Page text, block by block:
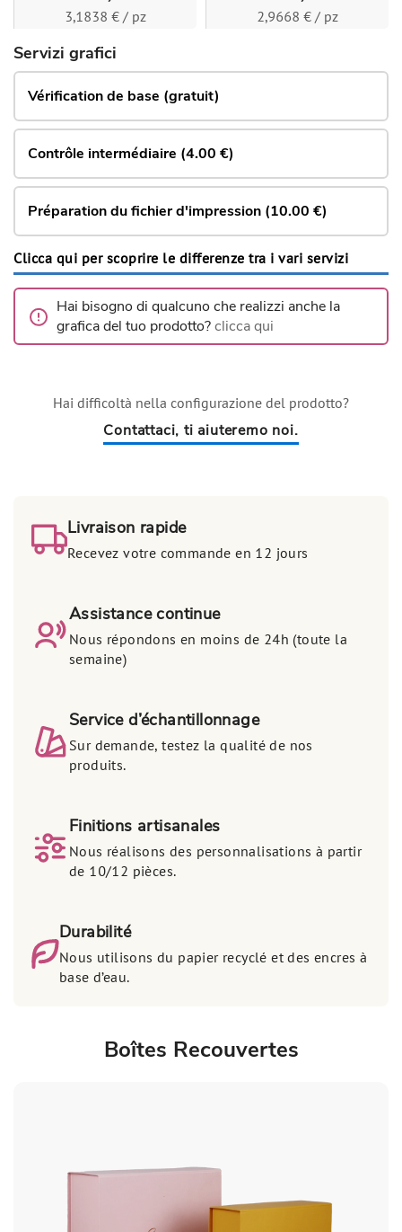
3,1838 € / pz
2,9668 € / pz
Servizi grafici
Vérification de base (gratuit)
Contrôle intermédiaire (4.00 €)
Préparation du fichier d'impression (10.00 €)
Clicca qui per scoprire le differenze tra i vari servizi
Hai bisogno di qualcuno che realizzi anche la
grafica del tuo prodotto?clicca qui
Hai difficoltà nella configurazione del prodotto?
Contattaci, ti aiuteremo noi.
Livraison rapide
Recevez votre commande en 12 jours
Assistance continue
Nous répondons en moins de 24h (toute la
semaine)
Service d’échantillonnage
Sur demande, testez la qualité de nos
produits.
Finitions artisanales
Nous réalisons des personnalisations à partir
de 10/12 pièces.
Durabilité
Nous utilisons du papier recyclé et des encres à
base d’eau.
Boîtes Recouvertes